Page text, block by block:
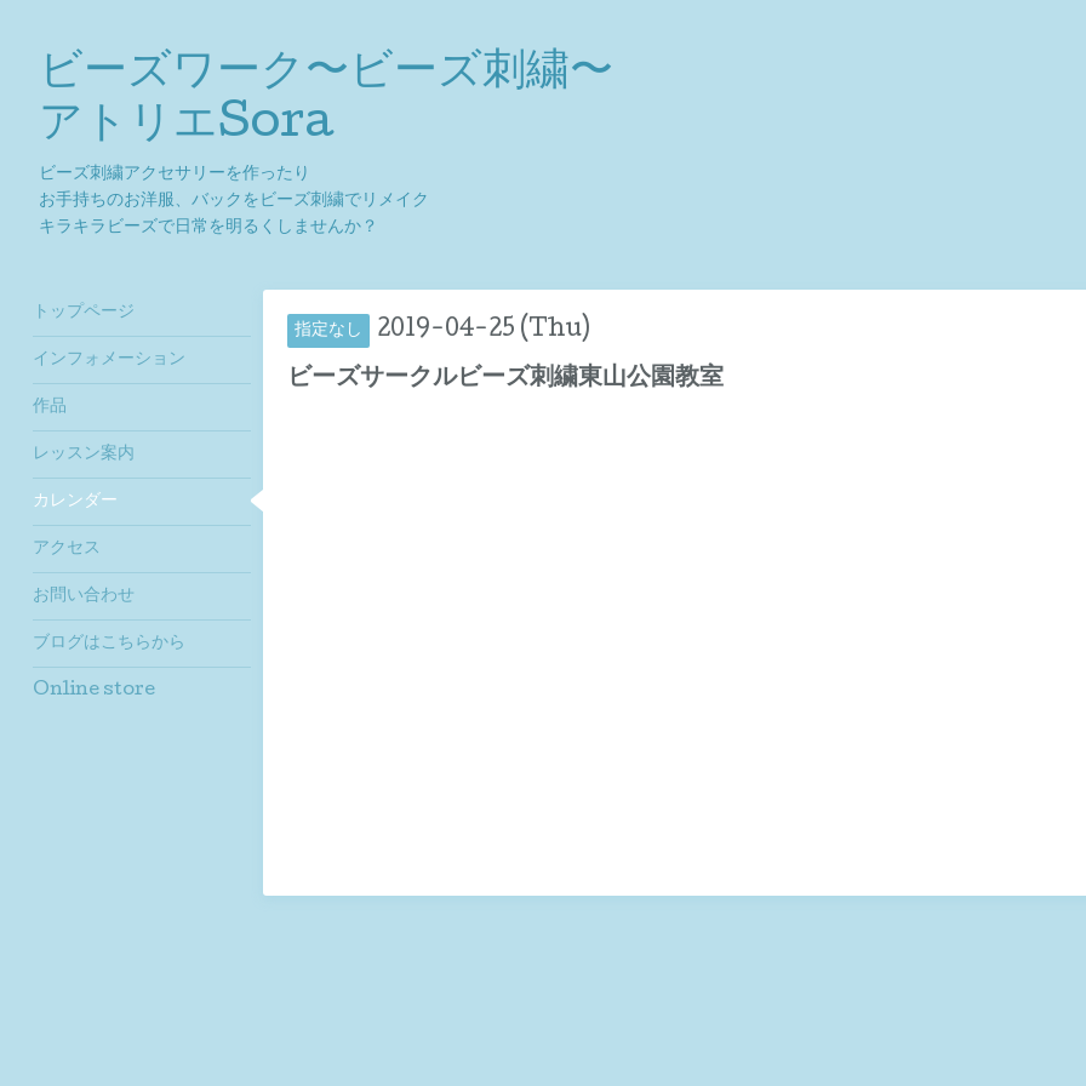
ビーズワーク〜ビーズ刺繍〜
アトリエSora
ビーズ刺繍アクセサリーを作ったり
お手持ちのお洋服、バックをビーズ刺繍でリメイク
キラキラビーズで日常を明るくしませんか？
指定なし 2019-04-25 (Thu)
ビーズサークルビーズ刺繍東山公園教室
トップページ
インフォメーション
作品
レッスン案内
カレンダー
アクセス
お問い合わせ
ブログはこちらから
Online store